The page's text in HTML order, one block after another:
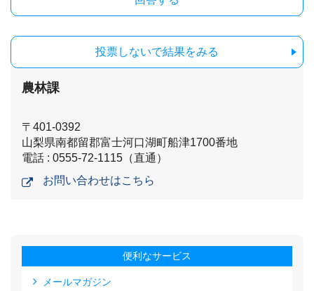
投票しないで結果をみる
農林課
〒401-0392
山梨県南都留郡富士河口湖町船津1700番地
電話 : 0555-72-1115（直通）
お問い合わせはこちら
便利なサービス
メールマガジン